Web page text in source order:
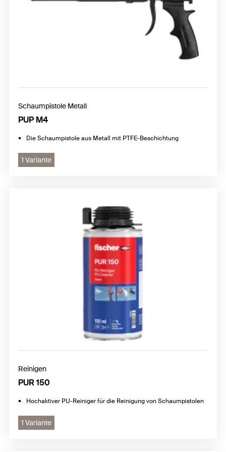
Schaumpistole Metall
PUP M4
Die Schaumpistole aus Metall mit PTFE-Beschichtung
1 Variante
Reinigen
PUR 150
Hochaktiver PU-Reiniger für die Reinigung von Schaumpistolen
1 Variante